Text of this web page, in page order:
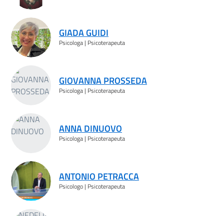
GIADA GUIDI
Psicologa | Psicoterapeuta
GIOVANNA PROSSEDA
Psicologa | Psicoterapeuta
ANNA DINUOVO
Psicologa | Psicoterapeuta
ANTONIO PETRACCA
Psicologo | Psicoterapeuta